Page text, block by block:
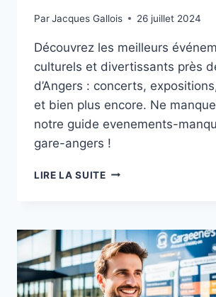
ParJacques Gallois 26 juillet 2024
Découvrez les meilleurs
culturels et divertissants près
d’Angers : concerts,
et bien plus encore. Ne
notre guide evenements-
gare-angers !
LIRE LA SUITELES
PAS
MANQUER
PRÈS
DE
LA